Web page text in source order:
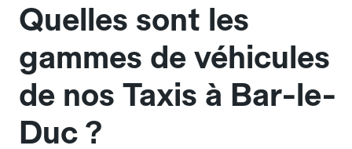
Quelles sont les
gammes de véhicules
de nos Taxis à Bar-le-
Duc ?